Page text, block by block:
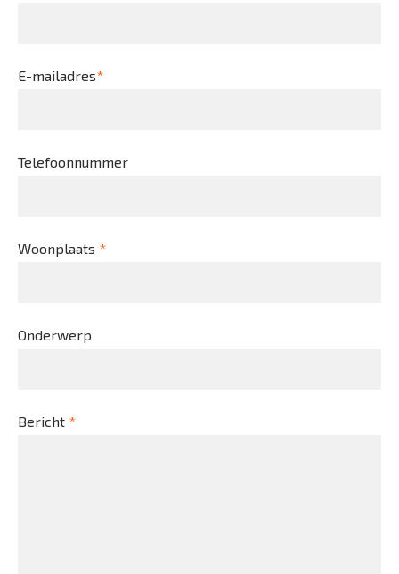
E-mailadres*
Telefoonnummer
Woonplaats *
Onderwerp
Bericht *